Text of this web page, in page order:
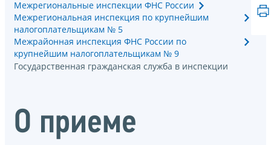
Межрегиональные инспекции ФНС России
Межрегиональная инспекция по крупнейшим
налогоплательщикам № 5
Межрайонная инспекция ФНС России по
крупнейшим налогоплательщикам № 9
Государственная гражданская служба в инспекции
О приеме